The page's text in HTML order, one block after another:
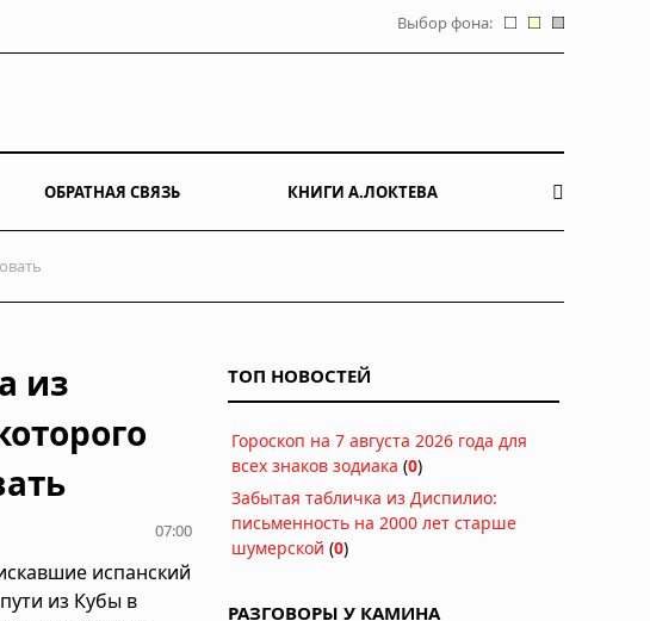
Выбор фона:
ОБРАТНАЯ СВЯЗЬ КНИГИ А.ЛОКТЕВА
из
07:00
испанский
из Кубы в
ТОП НОВОСТЕЙ
Гороскоп на 7 августа 2026 года для
всех знаков зодиака (0)
Забытая табличка из Диспилио:
письменность на 2000 лет старше
шумерской (0)
РАЗГОВОРЫ У КАМИНА